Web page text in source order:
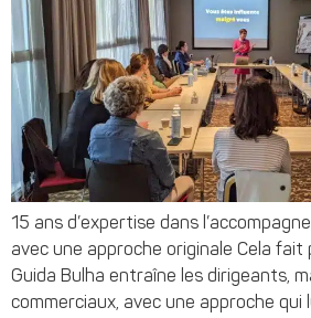
15 ans d’expertise dans
avec une approche originale Cela fait
Guida Bulha entraîne les dirigeants,
commerciaux, avec une approche qui